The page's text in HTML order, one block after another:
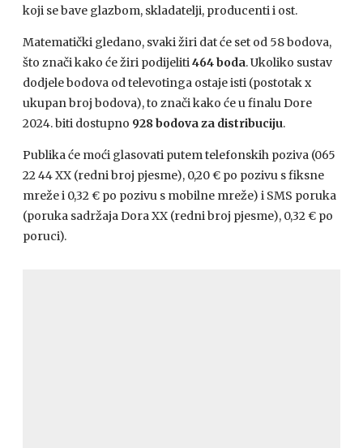
koji se bave glazbom, skladatelji, producenti i ost.
Matematički gledano, svaki žiri dat će set od 58 bodova,
što znači kako će žiri podijeliti464 boda. Ukoliko sustav
dodjele bodova od televotinga ostaje isti (postotak x
ukupan broj bodova), to znači kako će u finalu Dore
2024. biti dostupno 928 bodova za distribuciju.
Publika će moći glasovati putem telefonskih poziva (065
22 44 XX (redni broj pjesme), 0,20 € po pozivu s fiksne
mreže i 0,32 € po pozivu s mobilne mreže) i SMS poruka
(poruka sadržaja Dora XX (redni broj pjesme), 0,32 € po
poruci).